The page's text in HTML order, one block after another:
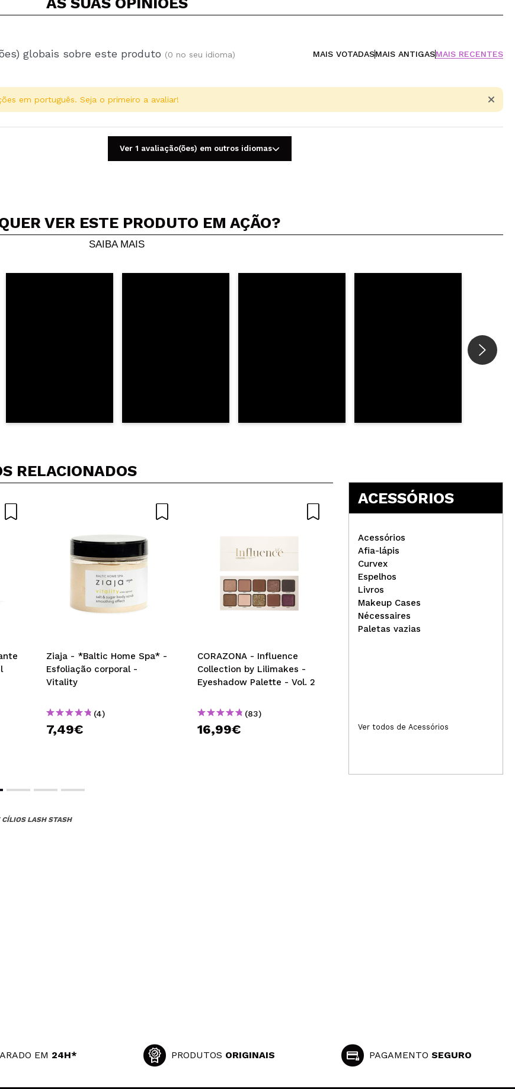
globais sobre este produto (0 no seu idioma) MAIS VOTADASMAIS ANTIGASMAIS RECENTES
um vídeo ou uma foto
vídeo pode ser o primeiro. Imagine isso...
5/5
em português. Seja o primeiro a avaliar!
Ver 1 avaliação(ões) em outros idiomas
VER ESTE PRODUTO EM AÇÃO?
SAIBA MAIS
RELACIONADOS
Ziaja - *Baltic Home Spa* -
Esfoliação corporal -
Vitality
(4)
7,49€
CORAZONA - Influence
Collection by Lilimakes -
Eyeshadow Palette - Vol. 2
(83)
16,99€
Ziaja - *Delicious Skin* -
Sabão em espuma para
mãos e corpo -
3,99€
ACESSÓRIOS
Acessórios
Afia-lápis
Curvex
Espelhos
Livros
Makeup Cases
Nécessaires
Paletas vazias
Ver todos de Acessórios
LASH STASH
EM 24H* PRODUTOS ORIGINAIS PAGAMENTOSEGURO